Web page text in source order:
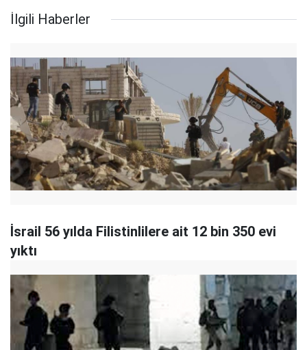
İlgili Haberler
İsrail 56 yılda Filistinlilere ait 12 bin 350 evi
yıktı